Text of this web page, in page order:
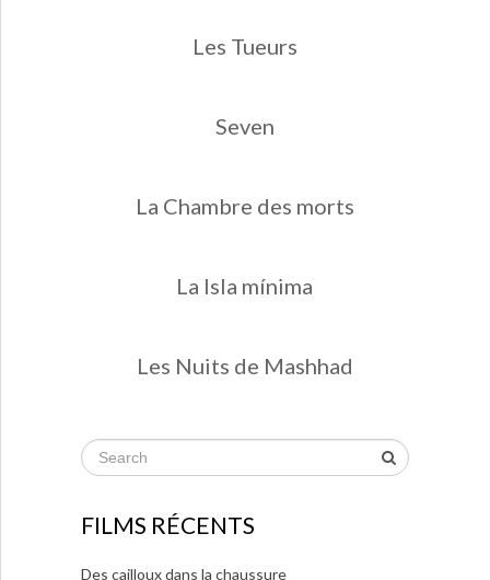
Les Tueurs
Seven
La Chambre des morts
La Isla mínima
Les Nuits de Mashhad
FILMS RÉCENTS
Des cailloux dans la chaussure